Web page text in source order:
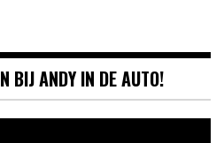
BIJ ANDY IN DE AUTO!